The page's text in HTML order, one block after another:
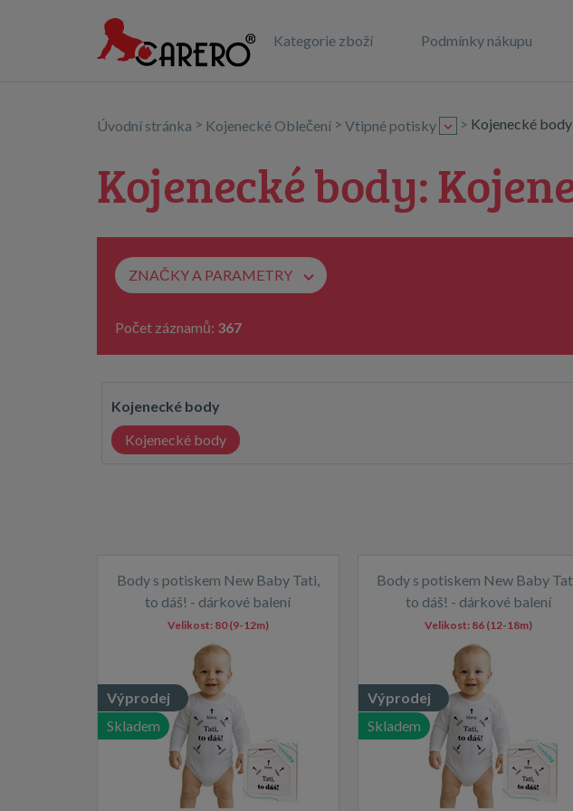
Kategorie zboží Podmínky nákupu
Úvodní stránka > Kojenecké Oblečení > Vtipné potisky > Kojenecké body
Kojenecké body:
ZNAČKY A PARAMETRY
Počet záznamů: 367
Kojenecké body
Kojenecké body
Body s potiskem New Baby Tati,
to dáš! - dárkové balení
Výprodej
Skladem
Velikost: 80 (9-12m)
Body s potiskem New Baby
to dáš! - dárkové balení
Výprodej
Skladem
Velikost: 86 (12-18m)